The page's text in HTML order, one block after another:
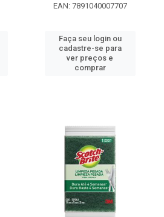
EAN: 7891040007707
Faça seu login ou
cadastre-se para
ver preços e
comprar